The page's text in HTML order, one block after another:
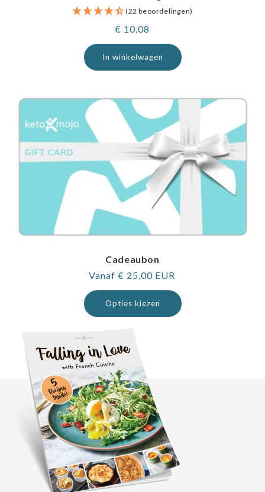
(22 beoordelingen)
Normale
prijs
€ 10,08
In winkelwagen
Cadeaubon
Normale
prijs
Vanaf € 25,00 EUR
Opties kiezen